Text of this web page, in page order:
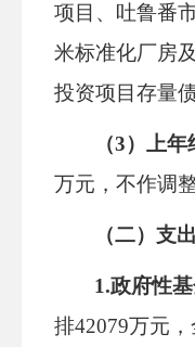
项目 、 吐鲁番
米标准化厂房
投资项目存量
（3）上年
万元，不作调整
（二）支
1.政府性
排42079万元